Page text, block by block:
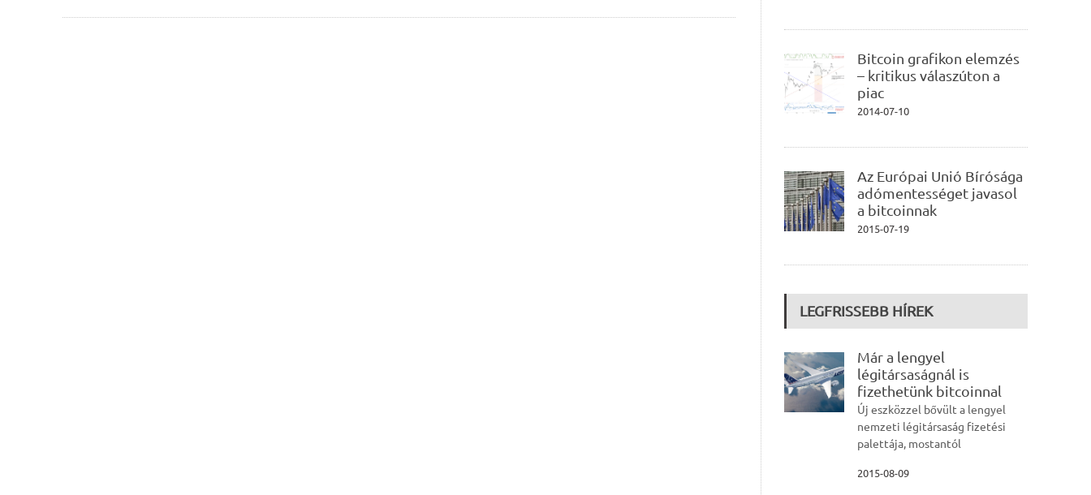
Bitcoin grafikon elemzés
– kritikus válaszúton a
piac
2014-07-10
Az Európai Unió Bírósága
adómentességet javasol
a bitcoinnak
2015-07-19
LEGFRISSEBB HÍREK
Már a lengyel
légitársaságnál is
fizethetünk bitcoinnal
Új eszközzel bővült a lengyel
nemzeti légitársaság fizetési
palettája, mostantól
2015-08-09